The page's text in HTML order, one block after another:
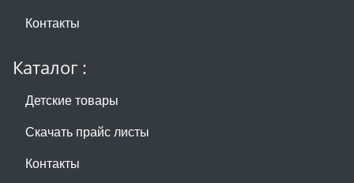
Контакты
Каталог :
Детские товары
Скачать прайс листы
Контакты